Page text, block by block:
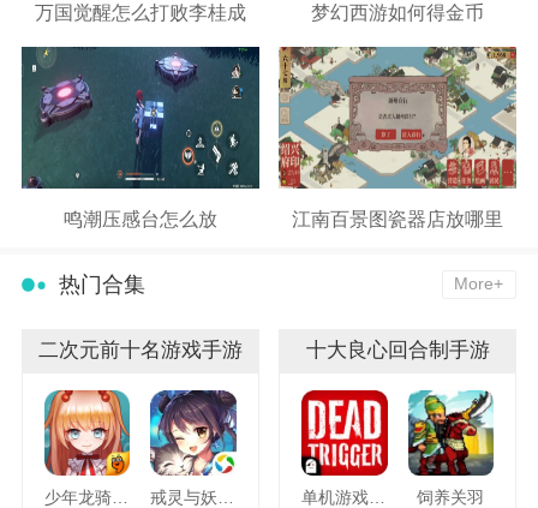
万国觉醒怎么打败李桂成 梦幻西游如何得金币
鸣潮压感台怎么放 江南百景图瓷器店放哪里
热门合集 More+
二次元前十名游戏手游
少年龙骑士九游版
十大良心回合制手游
饲养关羽